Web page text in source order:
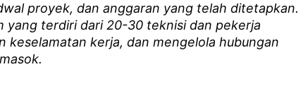
proyek, dan anggaran yang telah ditetapkan.
yang terdiri dari 20-30 teknisi dan pekerja
keselamatan kerja, dan mengelola hubungan